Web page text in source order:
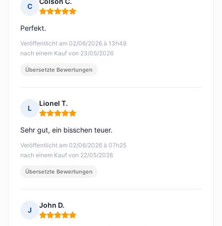
C
Hinweis: 5 von 5
Veröffentlicht am 02/06/2026 à 13h49
nach einem Kauf von 23/05/2026
Perfekt.
Übersetzte Bewertungen
L
Lionel T.
Hinweis: 5 von 5
Veröffentlicht am 02/06/2026 à 07h25
nach einem Kauf von 22/05/2026
Sehr gut, ein bisschen teuer.
Übersetzte Bewertungen
J
John D.
Hinweis: 5 von 5